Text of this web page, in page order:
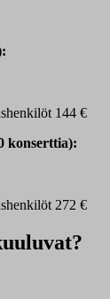
144 €
konserttia):
272 €